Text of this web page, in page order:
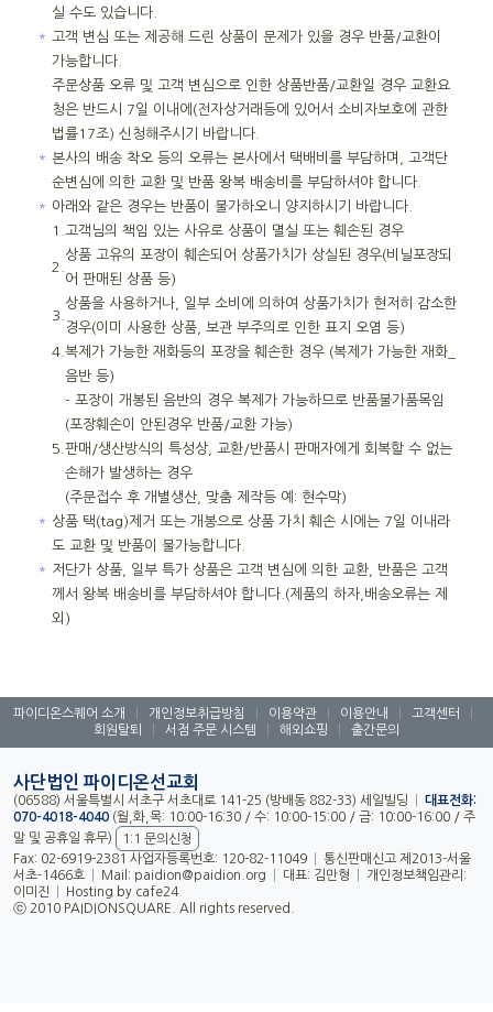
실 수도 있습니다.
＊ 고객 변심 또는 제공해 드린 상품이 문제가 있을 경우 반품/교환이
가능합니다.
주문상품 오류 및 고객 변심으로 인한 상품반품/교환일 경우 교환요
청은 반드시 7일 이내에(전자상거래등에 있어서 소비자보호에 관한
법률17조) 신청해주시기 바랍니다.
＊ 본사의 배송 착오 등의 오류는 본사에서 택배비를 부담하며, 고객단
순변심에 의한 교환 및 반품 왕복 배송비를 부담하셔야 합니다.
＊ 아래와 같은 경우는 반품이 불가하오니 양지하시기 바랍니다.
1. 고객님의 책임 있는 사유로 상품이 멸실 또는 훼손된 경우
2.
상품 고유의 포장이 훼손되어 상품가치가 상실된 경우(비닐포장되
어 판매된 상품 등)
3.
상품을 사용하거나, 일부 소비에 의하여 상품가치가 현저히 감소한
경우(이미 사용한 상품, 보관 부주의로 인한 표지 오염 등)
4. 복제가 가능한 재화등의 포장을 훼손한 경우 (복제가 가능한 재화_
음반 등)
- 포장이 개봉된 음반의 경우 복제가 가능하므로 반품불가품목임
(포장훼손이 안된경우 반품/교환 가능)
5. 판매/생산방식의 특성상, 교환/반품시 판매자에게 회복할 수 없는
손해가 발생하는 경우
(주문접수 후 개별생산, 맞춤 제작등 예: 현수막)
＊ 상품 택(tag)제거 또는 개봉으로 상품 가치 훼손 시에는 7일 이내라
도 교환 및 반품이 불가능합니다.
＊ 저단가 상품, 일부 특가 상품은 고객 변심에 의한 교환, 반품은 고객
께서 왕복 배송비를 부담하셔야 합니다.(제품의 하자,배송오류는 제
외)
파이디온스퀘어 소개 개인정보취급방침 이용약관 이용안내 고객센터
회원탈퇴
서점 주문 시스템 해외쇼핑 출간문의
사단법인 파이디온선교회
(06588) 서울특별시 서초구 서초대로 141-25 (방배동 882-33) 세일빌딩
대표전화:
070-4018-4040 (월,화,목: 10:00-16:30 / 수: 10:00-15:00 / 금: 10:00-16:00 / 주
말 및 공휴일 휴무)
1:1 문의신청
Fax: 02-6919-2381 사업자등록번호: 120-82-11049
통신판매신고 제2013-서울
서초-1466호
Mail: paidion@paidion.org 대표: 김만형
개인정보책임관리:
이미진
Hosting by cafe24
ⓒ 2010 PAIDIONSQUARE. All rights reserved.